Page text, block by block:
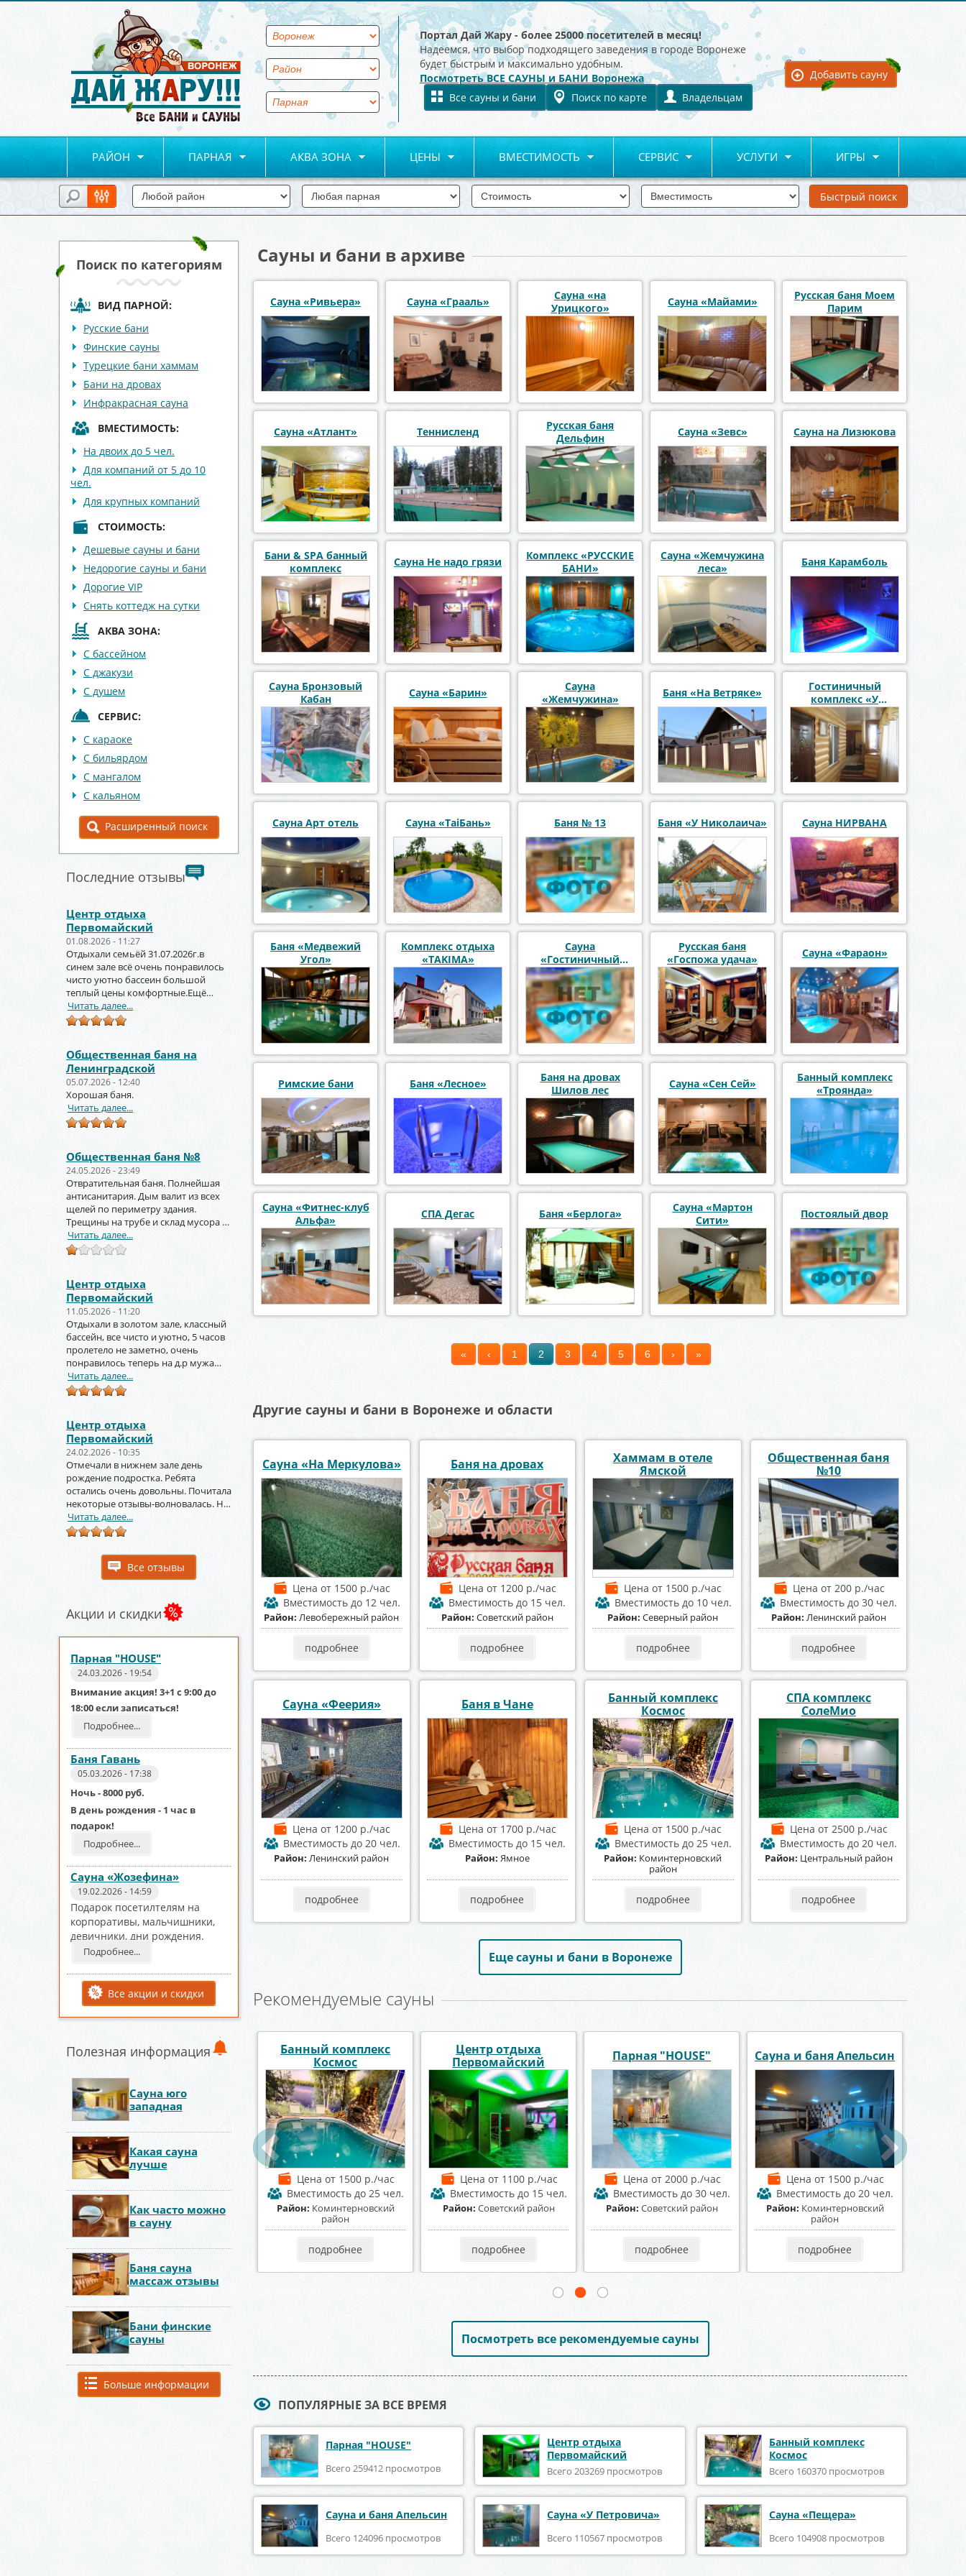
Портал Дай Жару - более 25000 посетителей в месяц!
Надеемся, что выбор подходящего заведения в городе Воронеже
будет быстрым и максимально удобным.
Посмотреть ВСЕ САУНЫ и БАНИ Воронежа
Все сауны и бани
Поиск по карте Владельцам
Для владельцев:
Добавить сауну
РАЙОН ПАРНАЯ АКВА ЗОНА ЦЕНЫ ВМЕСТИМОСТЬ СЕРВИС УСЛУГИ ИГРЫ
Поиск по категориям
ВИД ПАРНОЙ:
Русские бани
Финские сауны
Турецкие бани хаммам
Бани на дровах
Инфракрасная сауна
ВМЕСТИМОСТЬ:
На двоих до 5 чел.
Для компаний от 5 до 10
чел.
Для крупных компаний
СТОИМОСТЬ:
Дешевые сауны и бани
Недорогие сауны и бани
Дорогие VIP
Снять коттедж на сутки
АКВА ЗОНА:
С бассейном
С джакузи
С душем
СЕРВИС:
С караоке
С бильярдом
С мангалом
С кальяном
Расширенный поиск
Последние отзывы
Центр отдыха
Первомайский
01.08.2026 - 11:27
Отдыхали семьёй 31.07.2026г.в
синем зале всё очень понравилось
чисто уютно бассеин большой
теплый цены комфортные.Ещё
вернёмся и не раз!!!
Читать далее...
Общественная баня на
Ленинградской
05.07.2026 - 12:40
Хорошая баня.
Читать далее...
Общественная баня №8
24.05.2026 - 23:49
Отвратительная баня. Полнейшая
антисанитария. Дым валит из всех
щелей по периметру здания.
Трещины на трубе и склад мусора за
торцом зданиями.
Читать далее...
Центр отдыха
Первомайский
11.05.2026 - 11:20
Отдыхали в золотом зале, классный
бассейн, все чисто и уютно, 5 часов
пролетело не заметно, очень
понравилось теперь на д.р мужа
тоже будем заказывать
Читать далее...
Центр отдыха
Первомайский
24.02.2026 - 10:35
Отмечали в нижнем зале день
рождение подростка. Ребята
остались очень довольны. Почитала
некоторые отзывы-волновалась. Но
зря. Крутое место.
Читать далее...
Все отзывы
Акции и скидки
Парная "HOUSE"
24.03.2026 - 19:54
Внимание акция! 3+1 с 9:00 до
18:00 если записаться!
Подробнее...
Баня Гавань
05.03.2026 - 17:38
Ночь - 8000 руб.
В день рождения - 1 час в
подарок!
Подробнее...
Сауна «Жозефина»
19.02.2026 - 14:59
Подарок посетилтелям на
корпоративы, мальчишники,
девичники, дни рождения.
Подробнее...
Все акции и скидки
Полезная информация
Сауна юго
западная
Какая сауна
лучше
Как часто можно
в сауну
Баня сауна
массаж отзывы
Бани финские
сауны
Больше информации
Сауны и бани в архиве
Сауна «Ривьера» Сауна «Грааль»
Сауна «на
Урицкого»
Сауна «Майами»
Русская баня Моем
Парим
Сауна «Атлант» Теннисленд
Русская баня
Дельфин
Сауна «Зевс» Сауна на Лизюкова
Бани & SPA банный
комплекс
Сауна Не надо грязи
Комплекс «РУССКИЕ
БАНИ»
Сауна «Жемчужина
леса»
Баня Карамболь
Сауна Бронзовый
Кабан
Сауна «Барин»
Сауна
«Жемчужина»
Баня «На Ветряке»
Гостиничный
комплекс «У
Михалыча»
Сауна Арт отель Сауна «TaiБань» Баня № 13 Баня «У Николаича» Сауна НИРВАНА
Баня «Медвежий
Угол»
Комплекс отдыха
«TAKIMA»
Сауна
«Гостиничный
Домик»
Русская баня
«Госпожа удача»
Сауна «Фараон»
Римские бани Баня «Лесное»
Баня на дровах
Шилов лес
Сауна «Сен Сей»
Банный комплекс
«Троянда»
Сауна «Фитнес-клуб
Альфа»
СПА Дегас Баня «Берлога»
Сауна «Мартон
Сити»
Постоялый двор
« ‹ 1 2 3 4 5 6 › »
Другие сауны и бани в Воронеже и области
Сауна «На Меркулова»
Ценаот 1500 р./час
Вместимость до 12 чел.
Район:Левобережный район
подробнее
Баня на дровах
Цена от 1200 р./час
Вместимостьдо 15 чел.
Район: Советский район
подробнее
Хаммам в отеле
Ямской
Ценаот 1500 р./час
Вместимость до 10 чел.
Район:Северный район
подробнее
Общественная баня
№10
Цена от 200 р./час
Вместимостьдо 30 чел.
Район: Ленинский район
подробнее
Сауна «Феерия»
Ценаот 1200 р./час
Вместимость до 20 чел.
Район:Ленинский район
подробнее
Баня в Чане
Цена от 1700 р./час
Вместимость до 15 чел.
Район: Ямное
подробнее
Банный комплекс
Космос
Ценаот 1500 р./час
Вместимость до 25 чел.
Район: Коминтерновский
район
подробнее
СПА комплекс
СолеМио
Цена от 2500 р./час
Вместимость до 20 чел.
Район: Центральный район
подробнее
Еще сауны и бани в Воронеже
Рекомендуемые сауны
до 25 чел.
Центр отдыха
Первомайский
Вместимостьдо 15 чел.
Район: Советский район
подробнее
Парная "HOUSE"
Цена от 2000 р./час
Вместимость до 30 чел.
Район:Советский район
подробнее
Сауна и баня Апельсин
Цена от 1500 р./час
Вместимость до 20 чел.
Район:Коминтерновский
подробнее
Сауна Эдесса
Ценаот 600 р./час
Вместимость до 12 чел.
Район:Коминтерновский
подробнее
Сауна «Афалина»
Цена от 1300 р./час
Вместимость до 15 чел.
Район:Ленинский район
подробнее
Посмотреть все рекомендуемые сауны
ПОПУЛЯРНЫЕ ЗА ВСЕ ВРЕМЯ
Парная "HOUSE"
Всего 259412 просмотров
Центр отдыха
Первомайский
Всего 203269 просмотров
Банный комплекс
Космос
Всего 160370 просмотров
Сауна и баня Апельсин
Всего 124096 просмотров
Сауна «У Петровича»
Всего 110567 просмотров
Сауна «Пещера»
Всего 104908 просмотров